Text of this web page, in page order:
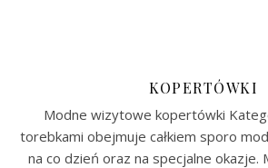
KOPERTÓWKI
Modne wizytowe kopertówki
torebkami obejmuje całkiem sporo
na co dzień oraz na specjalne okazje.